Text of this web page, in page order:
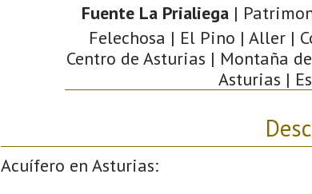
Fuente La Prialiega |
Felechosa | El Pino | Aller |
Centro de Asturias | Montaña
Asturias |
Acuífero en Asturias: